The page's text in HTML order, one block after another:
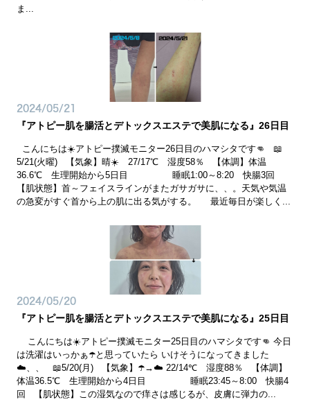
ま...
2024/05/21
『アトピー肌を腸活とデトックスエステで美肌になる』26日目
こんにちは☀️アトピー撲滅モニター26日目のハマシタです👊 📖
5/21(火曜) 【気象】晴☀️ 27/17℃ 湿度58％ 【体調】体温
36.6℃ 生理開始から5日目 睡眠1:00～8:20 快腸3回
【肌状態】首～フェイスラインがまたガサガサに、、。天気や気温
の急変がすぐ首から上の肌に出る気がする。 最近毎日が楽しく...
2024/05/20
『アトピー肌を腸活とデトックスエステで美肌になる』25日目
こんにちは☀️アトピー撲滅モニター25日目のハマシタです👊 今日
は洗濯はいっかぁ☂️と思っていたら いけそうになってきました
☁️、、 📖5/20(月) 【気象】☂️→☁️ 22/14℃ 湿度88％ 【体調】
体温36.5℃ 生理開始から4日目 睡眠23:45～8:00 快腸4
回 【肌状態】この湿気なので痒さは感じるが、皮膚に弾力の...